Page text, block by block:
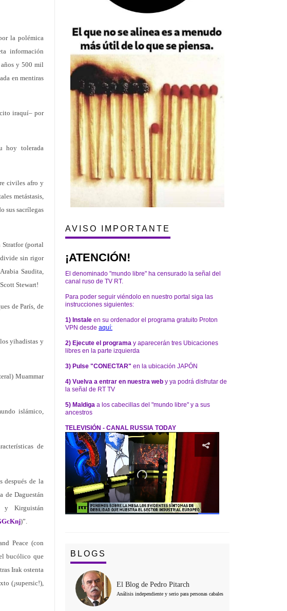
la polémica
información
y 500 mil
en mentiras
iraquí– por
hoy tolerada
civiles afro y
metástasis,
sus sacrílegas
Stratfor (portal
divide sin rigor
Saudita,
Stewart!
de París, de
yihadistas y
Muammar
islámico,
de
después de la
de Daguestán
y Kirguistán
)”.
Peace (con
bucólico que
Irak ostenta
(¡supersic!),
AVISO IMPORTANTE
¡ATENCIÓN!
El denominado "mundo libre" ha censurado la señal del
canal ruso de TV RT.
Para poder seguir viéndolo en nuestro portal siga las
instrucciones siguientes:
1) Instale en su ordenador el programa gratuito Proton
VPN desde aquí:
2) Ejecute el programa y aparecerán tres Ubicaciones
libres en la parte izquierda
3) Pulse "CONECTAR" en la ubicación JAPÓN
4) Vuelva a entrar en nuestra web y ya podrá disfrutar de
la señal de RT TV
5) Maldiga a los cabecillas del "mundo libre" y a sus
ancestros
TELEVISIÓN - CANAL RUSSIA TODAY
BLOGS
El Blog de Pedro Pitarch
Análisis independiente y serio para personas cabales